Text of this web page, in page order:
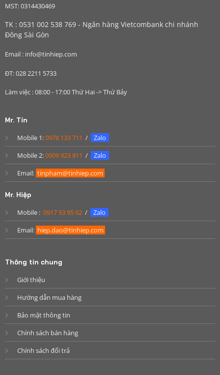
MST: 0314430469
TK : 0531 002 538 769 - Ngân hàng Vietcombank chi nhánh
Đông Sài Gòn
Email : info@tinhiep.com
ĐT: 028 2211 5733
Làm việc : 08:00 - 17:00 Thứ Hai -> Thứ Bảy
Mr. Tín
Mobile 1:0978 133 711 /
Zalo
Mobile 2:0909 923 811 /
Zalo
Email: tinpham@tinhiep.com
Mr. Hiệp
Mobile : 0917 93 95 92/
Zalo
Email: hiep.dao@tinhiep.com
Thông tin chung
Giới thiệu
Hướng dẫn mua hàng
Bảo mật thông tin
Chính sách bán hàng
Chính sách đổi trả